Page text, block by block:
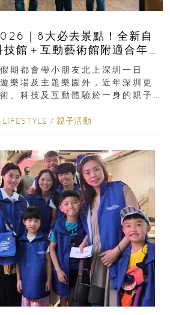
｜8大必去景點！全新自
館＋互動藝術館附適合年
放時間
期都會帶小朋友北上深圳一日
樂場及主題樂園外，近年深圳更
、科技及互動體驗於一身的親子
LIFESTYLE / 親子活動